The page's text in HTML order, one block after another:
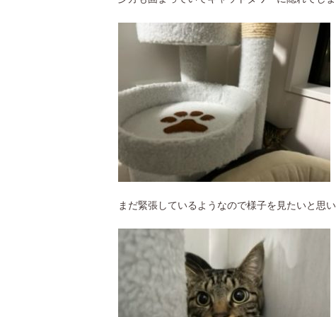
まだ緊張しているようなので様子を見たいと思い